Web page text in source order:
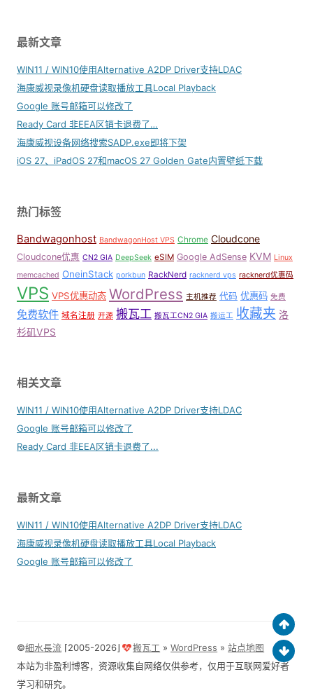
最新文章
WIN11 / WIN10使用Alternative A2DP Driver支持LDAC
海康威视录像机硬盘读取播放工具Local Playback
Google 账号邮箱可以修改了
Ready Card 非EEA区销卡退费了…
海康威视设备网络搜索SADP.exe即将下架
iOS 27、iPadOS 27和macOS 27 Golden Gate内置壁纸下载
热门标签
Bandwagonhost BandwagonHost VPS Chrome Cloudcone
Cloudcone优惠 CN2 GIA DeepSeek eSIM Google AdSense KVM Linux
memcached OneinStack porkbun RackNerd racknerd vps racknerd优惠码
VPS VPS优惠动态 WordPress 主机推荐 代码 优惠码 免费
免费软件 域名注册 开源 搬瓦工 搬瓦工CN2 GIA 搬运工 收藏夹 洛
杉矶VPS
相关文章
WIN11 / WIN10使用Alternative A2DP Driver支持LDAC
Google 账号邮箱可以修改了
Ready Card 非EEA区销卡退费了...
最新文章
WIN11 / WIN10使用Alternative A2DP Driver支持LDAC
海康威视录像机硬盘读取播放工具Local Playback
Google 账号邮箱可以修改了
©細水長流 ⌈2005-2026⌋ 搬瓦工 »WordPress »站点地图
本站为非盈利博客，资源收集自网络仅供参考，仅用于互联网爱好者
学习和研究。